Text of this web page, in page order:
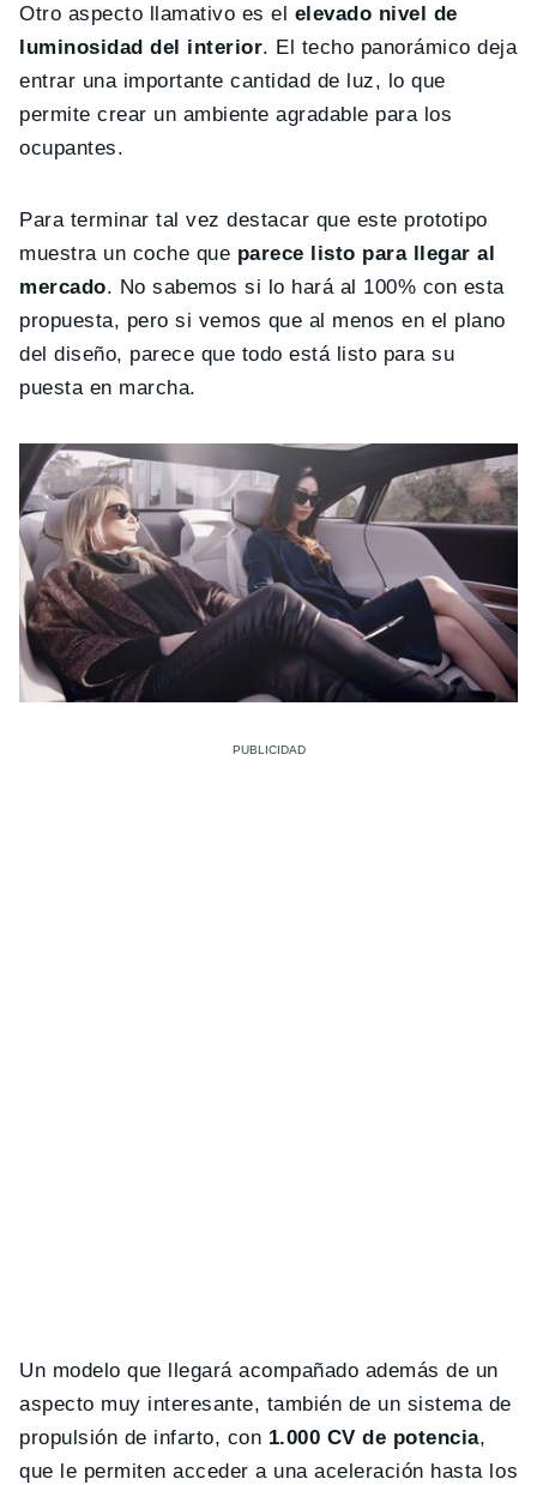
Otro aspecto llamativo es el elevado nivel de
luminosidad del interior. El techo panorámico deja
entrar una importante cantidad de luz, lo que
permite crear un ambiente agradable para los
ocupantes.
Para terminar tal vez destacar que este prototipo
muestra un coche que parece listo para llegar al
mercado. No sabemos si lo hará al 100% con esta
propuesta, pero si vemos que al menos en el plano
del diseño, parece que todo está listo para su
puesta en marcha.
Un modelo que llegará acompañado además de un
aspecto muy interesante, también de un sistema de
propulsión de infarto, con 1.000 CV de potencia,
que le permiten acceder a una aceleración hasta los